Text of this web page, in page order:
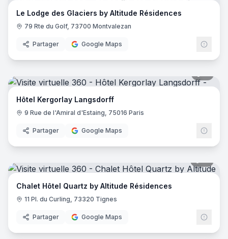
Le Lodge des Glaciers by Altitude Résidences
79 Rte du Golf, 73700 Montvalezan
Partager Google Maps
Hôtel Kergorlay Langsdorff
9 Rue de l'Amiral d'Estaing, 75016 Paris
Partager Google Maps
Chalet Hôtel Quartz by Altitude Résidences
11 Pl. du Curling, 73320 Tignes
Partager Google Maps
44